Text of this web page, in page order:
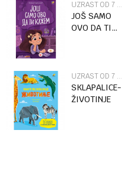
UZRAST OD 7 DO 9 GODINA
JOŠ SAMO
OVO DA TI
UZRAST OD 7 DO 9 GODINA
SKLAPALICE-
ŽIVOTINJE